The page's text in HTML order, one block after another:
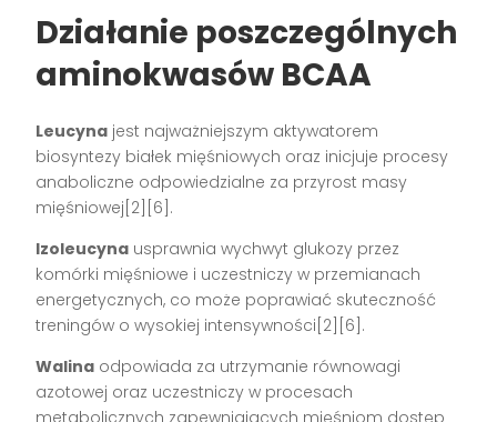
Działanie poszczególnych
aminokwasów BCAA
Leucyna jest najważniejszym aktywatorem
biosyntezy białek mięśniowych oraz inicjuje procesy
anaboliczne odpowiedzialne za przyrost masy
mięśniowej[2][6].
Izoleucyna usprawnia wychwyt glukozy przez
komórki mięśniowe i uczestniczy w przemianach
energetycznych, co może poprawiać skuteczność
treningów o wysokiej intensywności[2][6].
Walina odpowiada za utrzymanie równowagi
azotowej oraz uczestniczy w procesach
metabolicznych zapewniających mięśniom dostęp